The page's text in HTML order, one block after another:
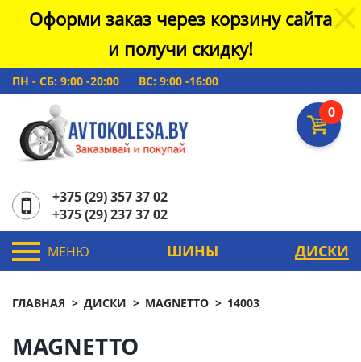
Оформи заказ через корзину сайта
и получи скидку!
ПН - СБ: 9:00 -20:00 ВС: 9:00 -16:00
0
+375 (29) 357 37 02
+375 (29) 237 37 02
МЕНЮ ШИНЫ ДИСКИ
ГЛАВНАЯ ДИСКИ MAGNETTO 14003
MAGNETTO